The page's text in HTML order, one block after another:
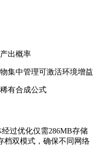
出概率
集中管理可激活环境增益
有合成公式
过优化仅需286MB存储
档双模式，确保不同网络